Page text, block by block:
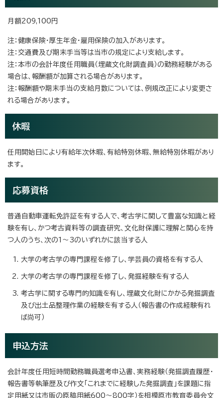
月額209,100円
注：健康保険・厚生年金・雇用保険の加入があります。
注：交通費及び期末手当等は当市の規定により支給します。
注：本市の会計年度任用職員（埋蔵文化財調査員）の勤務経験がある
場合は、報酬額が加算される場合があります。
注：報酬額や期末手当の支給月数については、例規改正により変更さ
れる場合があります。
休暇
任用開始日により有給年次休暇、有給特別休暇、無給特別休暇があり
ます。
応募資格
普通自動車運転免許証を有する人で、考古学に関して豊富な知識と経
験を有し、かつ考古資料等の調査研究、文化財保護に理解と関心を持
つ人のうち、次の1～3のいずれかに該当する人
大学の考古学の専門課程を修了し、学芸員の資格を有する人
大学の考古学の専門課程を修了し、発掘経験を有する人
考古学に関する専門的知識を有し、埋蔵文化財にかかる発掘調査
及び出土品整理作業の経験を有する人（報告書の作成経験有れ
ば尚可）
申込方法
会計年度任用短時間勤務職員選考申込書、実務経験（発掘調査履歴・
報告書等執筆歴及び作文「これまでに経験した発掘調査」を課題に指
定用紙又は市販の原稿用紙600～800字）を相模原市教育委員会文